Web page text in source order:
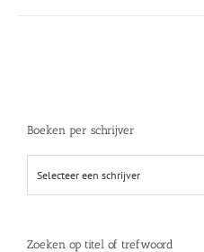
Boeken per schrijver
Zoeken op titel of trefwoord